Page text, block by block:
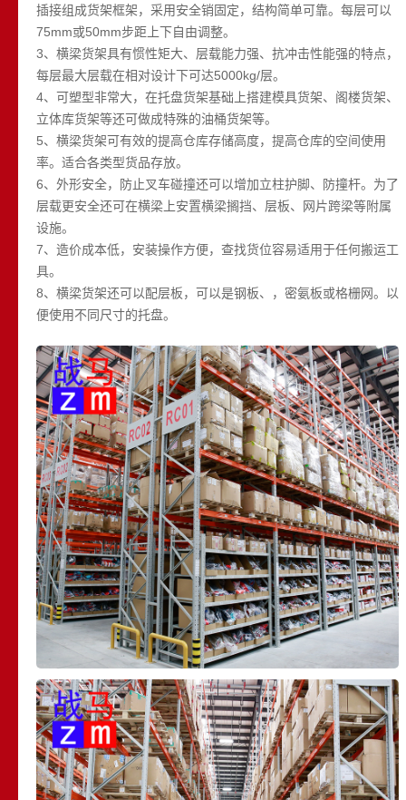
插接组成货架框架，采用安全销固定，结构简单可靠。每层可以
75mm或50mm步距上下自由调整。
3、横梁货架具有惯性矩大、层载能力强、抗冲击性能强的特点，
每层最大层载在相对设计下可达5000kg/层。
4、可塑型非常大，在托盘货架基础上搭建模具货架、阁楼货架、
立体库货架等还可做成特殊的油桶货架等。
5、横梁货架可有效的提高仓库存储高度，提高仓库的空间使用
率。适合各类型货品存放。
6、外形安全，防止叉车碰撞还可以增加立柱护脚、防撞杆。为了
层载更安全还可在横梁上安置横梁搁挡、层板、网片跨梁等附属
设施。
7、造价成本低，安装操作方便，查找货位容易适用于任何搬运工
具。
8、横梁货架还可以配层板，可以是钢板、，密氨板或格栅网。以
便使用不同尺寸的托盘。